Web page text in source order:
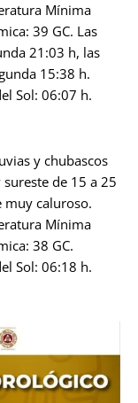
Mínima
39 GC. Las
21:03 h, las
15:38 h.
Sol: 06:07 h.
y chubascos
de 15 a 25
muy caluroso.
Mínima
38 GC.
Sol: 06:18 h.